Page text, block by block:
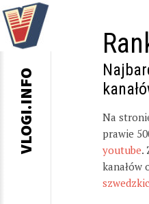
Na
prawie
youtube.
kanałów
VLOGI.INFO